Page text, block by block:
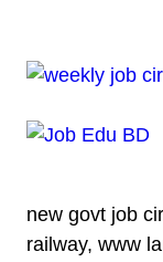
new govt job
railway, www